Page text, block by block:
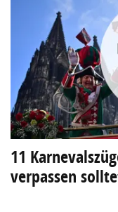
11
verpassen